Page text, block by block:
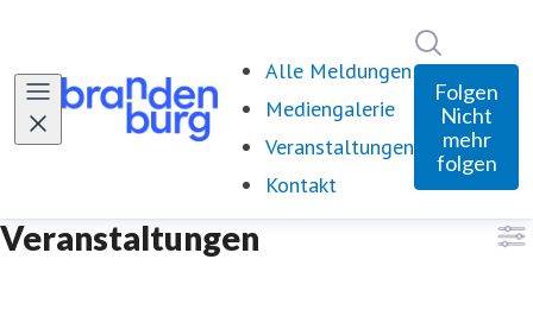
Alle Meldungen
Mediengalerie
Veranstaltungen
Kontakt
Folgen
Nicht
mehr
folgen
Veranstaltungen